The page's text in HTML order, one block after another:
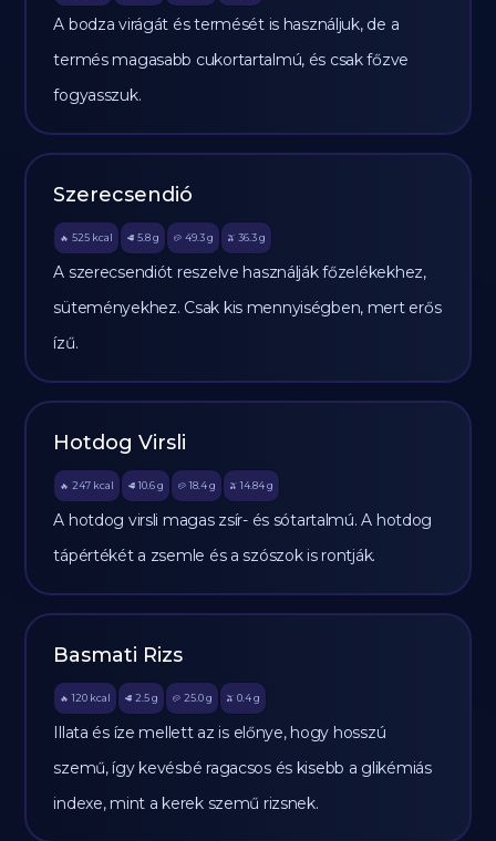
A bodza virágát és termését is használjuk, de a
termés magasabb cukortartalmú, és csak főzve
fogyasszuk.
Szerecsendió
🔥 525 kcal 🥩 5.8 g 🥔 49.3g 🫒 36.3 g
A szerecsendiót reszelve használják főzelékekhez,
süteményekhez. Csak kis mennyiségben, mert erős
ízű.
Hotdog Virsli
🔥 247 kcal 🥩 10.6 g 🥔 18.4g 🫒 14.84 g
A hotdog virsli magas zsír- és sótartalmú. A hotdog
tápértékét a zsemle és a szószok is rontják.
Basmati Rizs
🔥 120 kcal 🥩 2.5 g 🥔 25.0g 🫒 0.4 g
Illata és íze mellett az is előnye, hogy hosszú
szemű, így kevésbé ragacsos és kisebb a glikémiás
indexe, mint a kerek szemű rizsnek.